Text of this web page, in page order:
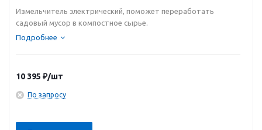
Измельчитель электрический, поможет переработать
садовый мусор в компостное сырье.
Подробнее
10 395 ₽/шт
По запросу